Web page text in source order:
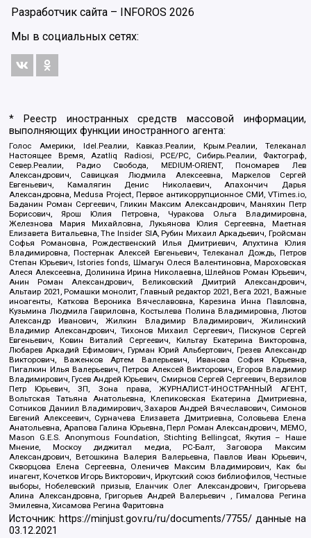
Разработчик сайта – INFOROS 2026
Мы в социальных сетях:
* Реестр иностранных средств массовой информации,
выполняющих функции иностранного агента:
Голос Америки, Idel.Реалии, Кавказ.Реалии, Крым.Реалии, Телеканал
Настоящее Время, Azatliq Radiosi, PCE/PC, Сибирь.Реалии, Фактограф,
Север.Реалии, Радио Свобода, MEDIUM-ORIENT, Пономарев Лев
Александрович, Савицкая Людмила Алексеевна, Маркелов Сергей
Евгеньевич, Камалягин Денис Николаевич, Апахончич Дарья
Александровна, Medusa Project, Первое антикоррупционное СМИ, VTimes.io,
Баданин Роман Сергеевич, Гликин Максим Александрович, Маняхин Петр
Борисович, Ярош Юлия Петровна, Чуракова Ольга Владимировна,
Железнова Мария Михайловна, Лукьянова Юлия Сергеевна, Маетная
Елизавета Витальевна, The Insider SIA, Рубин Михаил Аркадьевич, Гройсман
Софья Романовна, Рождественский Илья Дмитриевич, Апухтина Юлия
Владимировна, Постернак Алексей Евгеньевич, Телеканал Дождь, Петров
Степан Юрьевич, Istories fonds, Шмагун Олеся Валентиновна, Мароховская
Алеся Алексеевна, Долинина Ирина Николаевна, Шлейнов Роман Юрьевич,
Анин Роман Александрович, Великовский Дмитрий Александрович,
Альтаир 2021, Ромашки монолит, Главный редактор 2021, Вега 2021, Важные
иноагенты, Каткова Вероника Вячеславовна, Карезина Инна Павловна,
Кузьмина Людмила Гавриловна, Костылева Полина Владимировна, Лютов
Александр Иванович, Жилкин Владимир Владимирович, Жилинский
Владимир Александрович, Тихонов Михаил Сергеевич, Пискунов Сергей
Евгеньевич, Ковин Виталий Сергеевич, Кильтау Екатерина Викторовна,
Любарев Аркадий Ефимович, Гурман Юрий Альбертович, Грезев Александр
Викторович, Важенков Артем Валерьевич, Иванова София Юрьевна,
Пигалкин Илья Валерьевич, Петров Алексей Викторович, Егоров Владимир
Владимирович, Гусев Андрей Юрьевич, Смирнов Сергей Сергеевич, Верзилов
Петр Юрьевич, ЗП, Зона права, ЖУРНАЛИСТ-ИНОСТРАННЫЙ АГЕНТ,
Вольтская Татьяна Анатольевна, Клепиковская Екатерина Дмитриевна,
Сотников Даниил Владимирович, Захаров Андрей Вячеславович, Симонов
Евгений Алексеевич, Сурначева Елизавета Дмитриевна, Соловьева Елена
Анатольевна, Арапова Галина Юрьевна, Перл Роман Александрович, МЕМО,
Mason G.E.S. Anonymous Foundation, Stichting Bellingcat, Якутия – Наше
Мнение, Москоу диджитал медиа, РС-Балт, Заговора Максим
Александрович, Ветошкина Валерия Валерьевна, Павлов Иван Юрьевич,
Скворцова Елена Сергеевна, Оленичев Максим Владимирович, Как бы
инагент, Кочетков Игорь Викторович, Иркутский союз библиофилов, Честные
выборы, Нобелевский призыв, Еланчик Олег Александрович, Григорьева
Алина Александровна, Григорьев Андрей Валерьевич , Гималова Регина
Эмилевна, Хисамова Регина Фаритовна
Источник: https://minjust.gov.ru/ru/documents/7755/ данные на
03.12.2021